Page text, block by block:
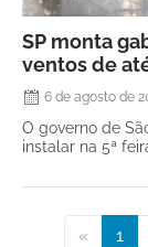
SP monta
ventos de
6 de agosto de
O governo de
instalar na 5ª
« 1